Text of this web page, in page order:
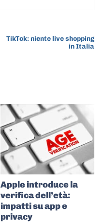
TikTok: niente live shopping
in Italia
Apple introduce la
verifica dell’età:
impatti su app e
privacy